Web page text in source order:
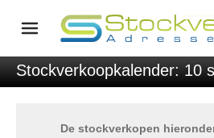
Stockverkoopkalender: 10
De stockverkopen